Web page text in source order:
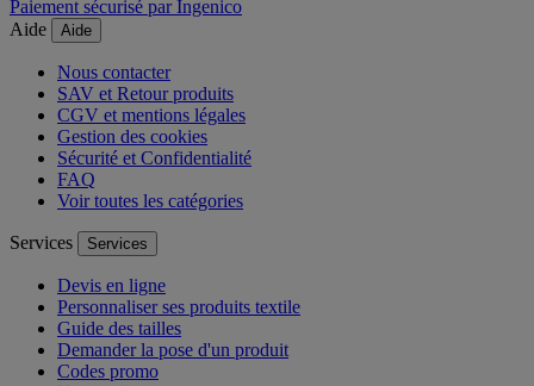
Paiement sécurisé par Ingenico
Aide
Aide
Nous contacter
SAV et Retour produits
CGV et mentions légales
Gestion des cookies
Sécurité et Confidentialité
FAQ
Voir toutes les catégories
Services Services
Devis en ligne
Personnaliser ses produits textile
Guide des tailles
Demander la pose d'un produit
Codes promo